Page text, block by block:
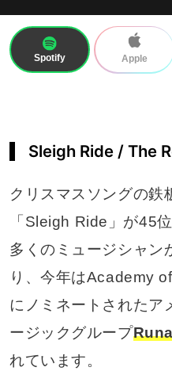
Spotify Apple
Sleigh Ride / The
クリスマスソングの鉄
「Sleigh Ride」が45
多くのミュージシャン
り、今年はAcademy
にノミネートされたア
ージックグループ
れています。